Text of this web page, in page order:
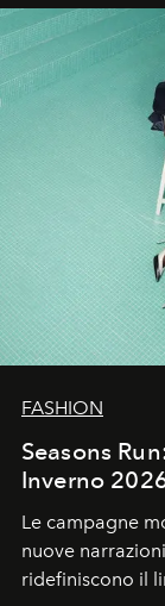
un’impronta
FASHION
Seasons
Inverno
Le campagne
nuove
ridefiniscono il